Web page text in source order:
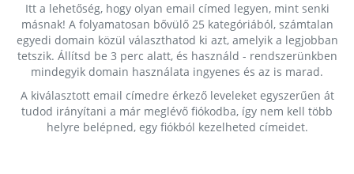
Itt a lehetőség, hogy olyan email címed legyen, mint senki
másnak! A folyamatosan bővülő 25 kategóriából, számtalan
egyedi domain közül választhatod ki azt, amelyik a legjobban
tetszik. Állítsd be 3 perc alatt, és használd - rendszerünkben
mindegyik domain használata ingyenes és az is marad.
A kiválasztott email címedre érkező leveleket egyszerűen át
tudod irányítani a már meglévő fiókodba, így nem kell több
helyre belépned, egy fiókból kezelheted címeidet.